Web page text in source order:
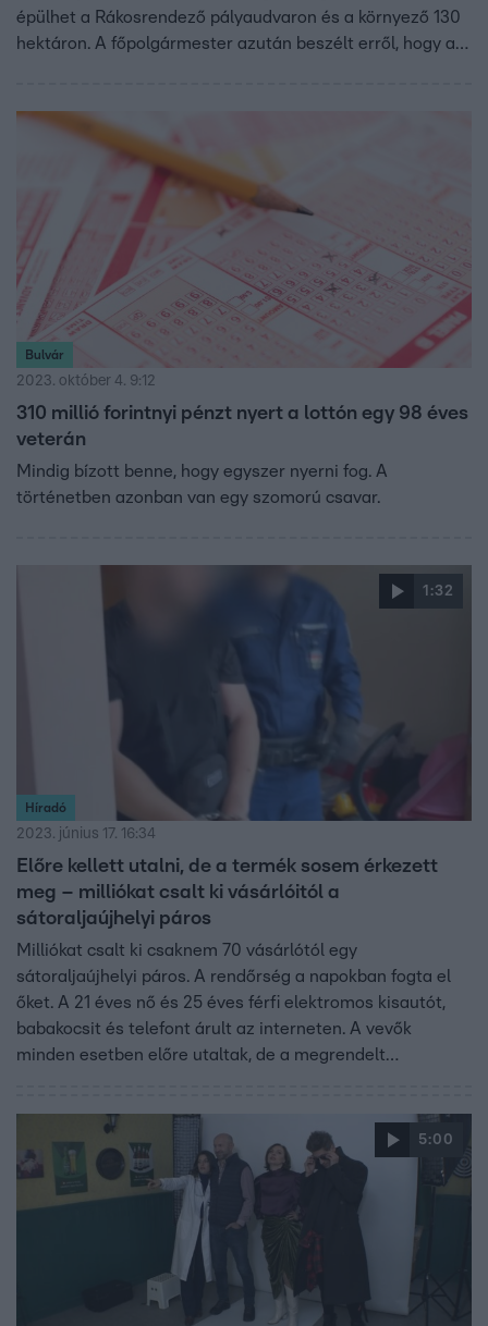
épülhet a Rákosrendező pályaudvaron és a környező 130
hektáron. A főpolgármester azután beszélt erről, hogy az
Emirátusok kormányával kötendő megállapodás
tervezetét, amely szerint az arab ország jelölheti ki a
beruházást végrehajtó céget.
Bulvár
2023. október 4. 9:12
310 millió forintnyi pénzt nyert a lottón egy 98 éves
veterán
Mindig bízott benne, hogy egyszer nyerni fog. A
történetben azonban van egy szomorú csavar.
1:32
Híradó
2023. június 17. 16:34
Előre kellett utalni, de a termék sosem érkezett
meg – milliókat csalt ki vásárlóitól a
sátoraljaújhelyi páros
Milliókat csalt ki csaknem 70 vásárlótól egy
sátoraljaújhelyi páros. A rendőrség a napokban fogta el
őket. A 21 éves nő és 25 éves férfi elektromos kisautót,
babakocsit és telefont árult az interneten. A vevők
minden esetben előre utaltak, de a megrendelt
internetről.
5:00